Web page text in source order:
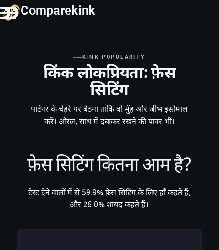
Comparekink
KINK POPULARITY
किंक लोकप्रियता: फ़ेस
सिटिंग
पार्टनर के चेहरे पर बैठना ताकि वो मुँह और जीभ इस्तेमाल
करें। ओरल, साथ में दबाकर रखने की पावर भी।
फ़ेस सिटिंग कितना आम है?
टेस्ट देने वालों में से 59.9% फ़ेस सिटिंग के लिए हाँ कहते हैं,
और 26.0% शायद कहते हैं।